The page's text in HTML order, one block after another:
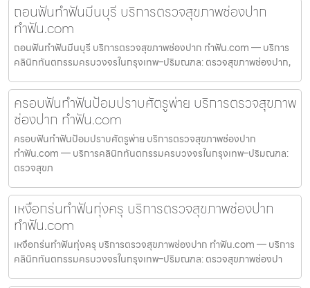
ถอนฟันทำฟันมีนบุรี บริการตรวจสุขภาพช่องปาก
ทำฟัน.com
ถอนฟันทำฟันมีนบุรี บริการตรวจสุขภาพช่องปาก ทำฟัน.com — บริการ
คลินิกทันตกรรมครบวงจรในกรุงเทพ–ปริมณฑล: ตรวจสุขภาพช่องปาก,
ครอบฟันทำฟันป้อมปราบศัตรูพ่าย บริการตรวจสุขภาพ
ช่องปาก ทำฟัน.com
ครอบฟันทำฟันป้อมปราบศัตรูพ่าย บริการตรวจสุขภาพช่องปาก
ทำฟัน.com — บริการคลินิกทันตกรรมครบวงจรในกรุงเทพ–ปริมณฑล:
ตรวจสุขภ
เหงือกร่นทำฟันทุ่งครุ บริการตรวจสุขภาพช่องปาก
ทำฟัน.com
เหงือกร่นทำฟันทุ่งครุ บริการตรวจสุขภาพช่องปาก ทำฟัน.com — บริการ
คลินิกทันตกรรมครบวงจรในกรุงเทพ–ปริมณฑล: ตรวจสุขภาพช่องปา